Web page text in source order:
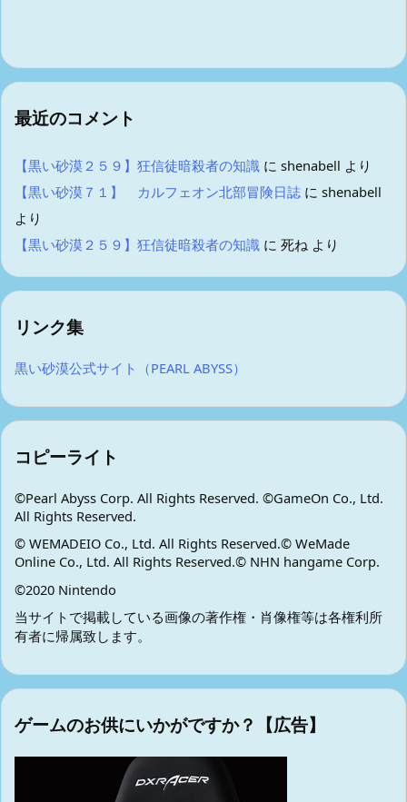
最近のコメント
【黒い砂漠２５９】狂信徒暗殺者の知識 に shenabell より
【黒い砂漠７１】 カルフェオン北部冒険日誌 に shenabell
より
【黒い砂漠２５９】狂信徒暗殺者の知識 に 死ね より
リンク集
黒い砂漠公式サイト（PEARL ABYSS）
コピーライト
©Pearl Abyss Corp. All Rights Reserved. ©GameOn Co., Ltd.
All Rights Reserved.
© WEMADEIO Co., Ltd. All Rights Reserved.© WeMade
Online Co., Ltd. All Rights Reserved.© NHN hangame Corp.
©2020 Nintendo
当サイトで掲載している画像の著作権・肖像権等は各権利所
有者に帰属致します。
ゲームのお供にいかがですか？【広告】